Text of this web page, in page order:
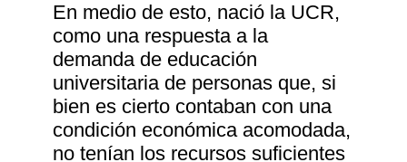
En medio de esto, nació la UCR,
como una respuesta a la
demanda de educación
universitaria de personas que, si
bien es cierto contaban con una
condición económica acomodada,
no tenían los recursos suficientes